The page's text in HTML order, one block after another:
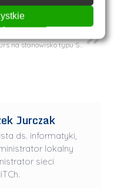
Konkurs na stanowisko typu Stypendysta/Student/Doktorant w projekcie NCN OPUS-23 (1)
Jurczak
ds. informatyki,
lokalny
sieci
Platform